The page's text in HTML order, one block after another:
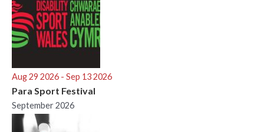
Aug 29 2026 - Sep 13 2026
Para Sport Festival
September 2026